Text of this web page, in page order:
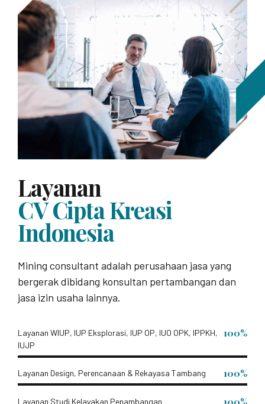
Layanan
CV Cipta Kreasi
Indonesia
Mining consultant adalah perusahaan jasa yang
bergerak dibidang konsultan pertambangan dan
jasa izin usaha lainnya.
Layanan WIUP, IUP Eksplorasi, IUP OP, IUO OPK, IPPKH,
IUJP
100%
Layanan Design, Perencanaan & Rekayasa Tambang 100%
Layanan Studi Kelayakan Penambangan 100%